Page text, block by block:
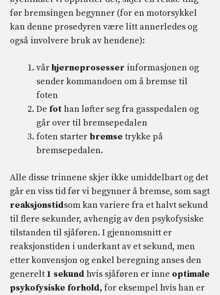
før bremsingen begynner (for en motorsykkel
kan denne prosedyren være litt annerledes og
også involvere bruk av hendene):
vårhjerneprosesser informasjonen og
sender kommandoen om å bremse til
foten
De fothan løfter seg fra gasspedalen og
går over til bremsepedalen
foten starter bremse trykke på
bremsepedalen.
Alle disse trinnene skjer ikke umiddelbart og det
går en viss tid før vi begynner å bremse, som sagt
reaksjonstidsom kan variere fra et halvt sekund
til flere sekunder, avhengig av den psykofysiske
tilstanden til sjåføren. I gjennomsnitt er
reaksjonstiden i underkant av et sekund, men
etter konvensjon og enkel beregning anses den
generelt 1 sekund hvis sjåføren er inne optimale
psykofysiske forhold, for eksempel hvis han er